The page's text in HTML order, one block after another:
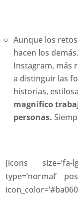
Aunque los
hacen los
Instagram, más
a distinguir las
historias,
magnífico
personas.
[icons size=’fa-
type=’normal’